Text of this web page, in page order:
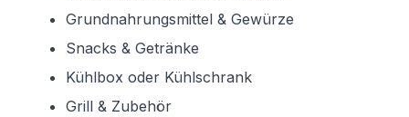
Grundnahrungsmittel & Gewürze
Snacks & Getränke
Kühlbox oder Kühlschrank
Grill & Zubehör